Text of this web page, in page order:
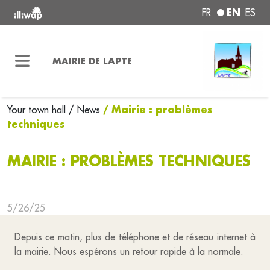
FR EN ES
MAIRIE DE LAPTE
Your town hall / News / Mairie : problèmes
techniques
MAIRIE : PROBLÈMES TECHNIQUES
5/26/25
Depuis ce matin, plus de téléphone et de réseau internet à
la mairie. Nous espérons un retour rapide à la normale.